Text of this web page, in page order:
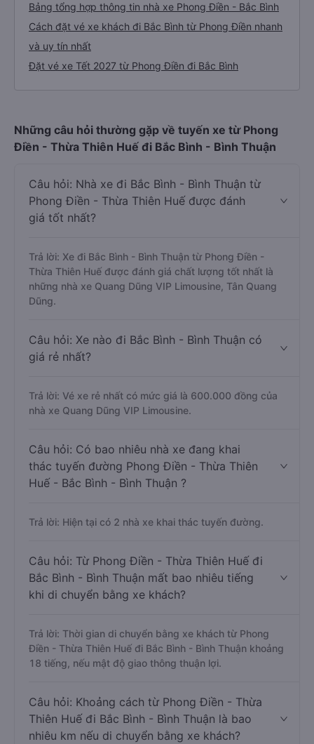
Bảng tổng hợp thông tin nhà xe Phong Điền - Bắc Bình
Cách đặt vé xe khách đi Bắc Bình từ Phong Điền nhanh
và uy tín nhất
Đặt vé xe Tết 2027 từ Phong Điền đi Bắc Bình
Những câu hỏi thường gặp về tuyến xe từ Phong
Điền - Thừa Thiên Huế đi Bắc Bình - Bình Thuận
Câu hỏi: Nhà xe đi Bắc Bình - Bình Thuận từ
Phong Điền - Thừa Thiên Huế được đánh
giá tốt nhất?
Trả lời: Xe đi Bắc Bình - Bình Thuận từ Phong Điền -
Thừa Thiên Huế được đánh giá chất lượng tốt nhất là
những nhà xe Quang Dũng VIP Limousine, Tân Quang
Dũng.
Câu hỏi: Xe nào đi Bắc Bình - Bình Thuận có
giá rẻ nhất?
Trả lời: Vé xe rẻ nhất có mức giá là 600.000 đồng của
nhà xe Quang Dũng VIP Limousine.
Câu hỏi: Có bao nhiêu nhà xe đang khai
thác tuyến đường Phong Điền - Thừa Thiên
Huế - Bắc Bình - Bình Thuận ?
Trả lời: Hiện tại có 2 nhà xe khai thác tuyến đường.
Câu hỏi: Từ Phong Điền - Thừa Thiên Huế đi
Bắc Bình - Bình Thuận mất bao nhiêu tiếng
khi di chuyển bằng xe khách?
Trả lời: Thời gian di chuyển bằng xe khách từ Phong
Điền - Thừa Thiên Huế đi Bắc Bình - Bình Thuận khoảng
18 tiếng, nếu mật độ giao thông thuận lợi.
Câu hỏi: Khoảng cách từ Phong Điền - Thừa
Thiên Huế đi Bắc Bình - Bình Thuận là bao
nhiêu km nếu di chuyển bằng xe khách?